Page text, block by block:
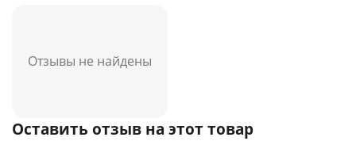
Отзывы не найдены
Оставить отзыв на этот товар